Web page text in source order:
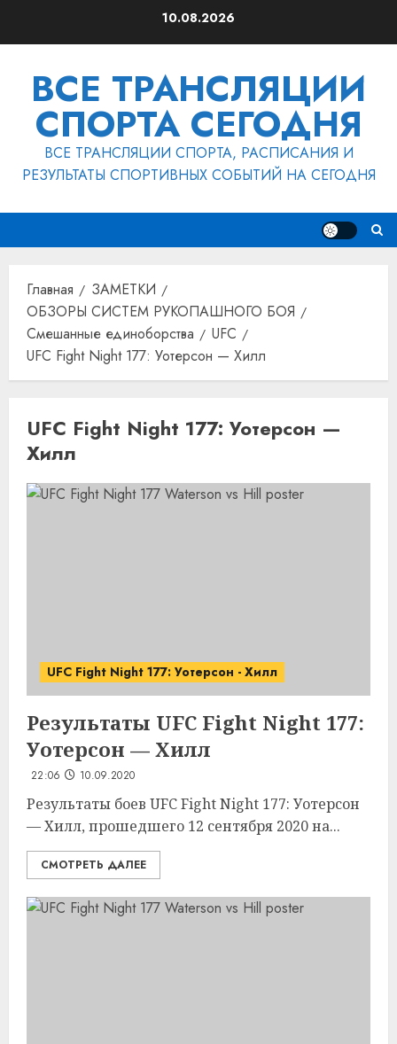
10.08.2026
ВСЕ ТРАНСЛЯЦИИ
СПОРТА СЕГОДНЯ
ВСЕ ТРАНСЛЯЦИИ СПОРТА, РАСПИСАНИЯ И
РЕЗУЛЬТАТЫ СПОРТИВНЫХ СОБЫТИЙ НА СЕГОДНЯ
Главная
ЗАМЕТКИ
ОБЗОРЫ СИСТЕМ РУКОПАШНОГО БОЯ
Смешанные единоборства
UFC
UFC Fight Night 177: Уотерсон — Хилл
UFC Fight Night 177: Уотерсон —
Хилл
UFC Fight Night 177: Уотерсон - Хилл
Результаты UFC Fight Night 177:
Уотерсон — Хилл
22:06 10.09.2020
Результаты боев UFC Fight Night 177: Уотерсон
— Хилл, прошедшего 12 сентября 2020 на...
СМОТРЕТЬ ДАЛЕЕ